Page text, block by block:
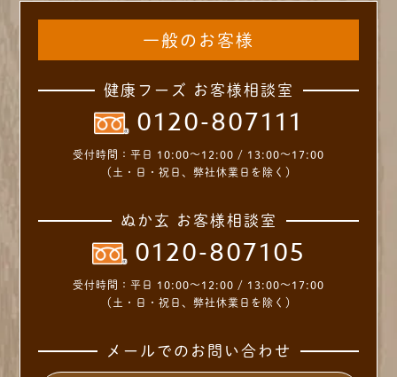
一般のお客様
健康フーズ お客様相談室
0120-807111
受付時間： 平日 10:00～12:00 / 13:00～17:00
（土・日・祝日、弊社休業日を除く）
ぬか玄 お客様相談室
0120-807105
受付時間： 平日 10:00～12:00 / 13:00～17:00
（土・日・祝日、弊社休業日を除く）
メールでのお問い合わせ